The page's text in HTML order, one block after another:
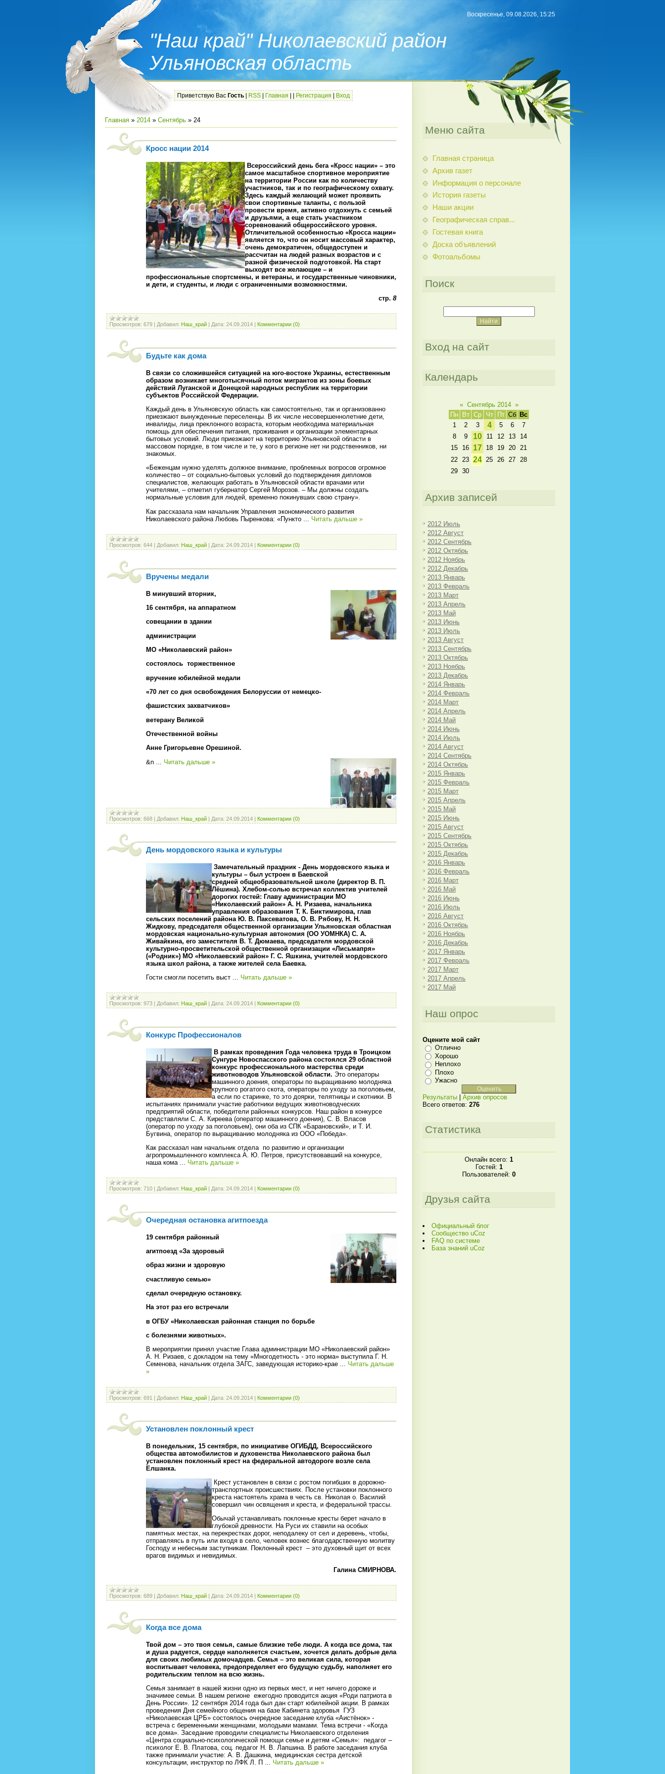
"Наш край" Николаевский район
Ульяновская область
Воскресенье, 09.08.2026, 15:25
Приветствую Вас Гость RSS Главная Регистрация Вход
Главная » 2014 » Сентябрь » 24
Кросс нации 2014
Всероссийский день бега «Кросс нации» – это
самое масштабное спортивное мероприятие
на территории России как по количеству
участников, так и по географическому охвату.
Здесь каждый желающий может проявить
свои спортивные таланты, с пользой
провести время, активно отдохнуть с семьей
и друзьями, а еще стать участником
соревнований общероссийского уровня.
Отличительной особенностью «Кросса нации»
является то, что он носит массовый характер,
очень демократичен, общедоступен и
рассчитан на людей разных возрастов и с
разной физической подготовкой. На старт
выходят все желающие – и
профессиональные спортсмены, и ветераны, и государственные чиновники,
и дети, и студенты, и люди с ограниченными возможностями.
стр. 8
Просмотров: 679 Добавил: Наш_край Дата: 24.09.2014 Комментарии (0)
Будьте как дома
В связи со сложившейся ситуацией на юго-востоке Украины, естественным
образом возникает многотысячный поток мигрантов из зоны боевых
действий Луганской и Донецкой народных республик на территории
субъектов Российской Федерации.
Каждый день в Ульяновскую область как самостоятельно, так и организованно
приезжают вынужденные переселенцы. В их числе несовершеннолетние дети,
инвалиды, лица преклонного возраста, которым необходима материальная
помощь для обеспечения питания, проживания и организации элементарных
бытовых условий. Люди приезжают на территорию Ульяновской области в
массовом порядке, в том числе и те, у кого в регионе нет ни родственников, ни
знакомых.
«Беженцам нужно уделять должное внимание, проблемных вопросов огромное
количество – от социально-бытовых условий до подтверждения дипломов
специалистов, желающих работать в Ульяновской области врачами или
учителями, – отметил губернатор Сергей Морозов. – Мы должны создать
нормальные условия для людей, временно покинувших свою страну».
Как рассказала нам начальник Управления экономического развития
Николаевского района Любовь Пыренкова: «Пункто
Читать дальше »
Просмотров: 644 | Добавил: Наш_край | Дата: 24.09.2014 | Комментарии (0)
Вручены медали
В минувший вторник,
16 сентября, на аппаратном
совещании в здании
администрации
МО «Николаевский район»
состоялось торжественное
вручение юбилейной медали
«70 лет со дня освобождения Белоруссии от немецко-
фашистских захватчиков»
ветерану Великой
Отечественной войны
Анне Григорьевне Орешиной.
&n
Читать дальше »
Просмотров: 668 | Добавил: Наш_край | Дата: 24.09.2014 | Комментарии (0)
День мордовского языка и культуры
Замечательный праздник - День мордовского языка и
культуры – был устроен в Баевской
средней общеобразовательной школе (директор В. П.
Лёшина). Хлебом-солью встречал коллектив учителей
дорогих гостей: Главу администрации МО
«Николаевский район» А. Н. Ризаева, начальника
управления образования Т. К. Биктимирова, глав
сельских поселений района Ю. В. Паксеватова, О. В. Рябову, Н. Н.
Жидкову, председателя общественной организации Ульяновская областная
мордовская национально-культурная автономия (ОО УОМНКА) С. А.
Живайкина, его заместителя В. Т. Дюмаева, председателя мордовской
культурно-просветительской общественной организации «Лисьмапря»
(«Родник») МО «Николаевский район» Г. С. Яшкина, учителей мордовского
языка школ района, а также жителей села Баевка.
Гости смогли посетить выст
Читать дальше »
Просмотров: 973 Добавил: Наш_край Дата: 24.09.2014 Комментарии (0)
Конкурс Профессионалов
В рамках проведения Года человека труда в Троицком
Сунгуре Новоспасского района состоялся 29 областной
конкурс профессионального мастерства среди
животноводов Ульяновской области. Это операторы
машинного доения, операторы по выращиванию молодняка
крупного рогатого скота, операторы по уходу за поголовьем,
а если по старинке, то это доярки, телятницы и скотники. В
испытаниях принимали участие работники ведущих животноводческих
предприятий области, победители районных конкурсов. Наш район в конкурсе
представляли С. А. Киреева (оператор машинного доения), С. В. Власов
(оператор по уходу за поголовьем), они оба из СПК «Барановский», и Т. И.
Бугвина, оператор по выращиванию молодняка из ООО «Победа».
Как рассказал нам начальник отдела по развитию и организации
агропромышленного комплекса А. Ю. Петров, присутствовавший на конкурсе,
наша кома
Читать дальше »
Просмотров: 710 Добавил: Наш_край Дата: 24.09.2014 Комментарии (0)
Очередная остановка агитпоезда
19 сентября районный
агитпоезд «За здоровый
образ жизни и здоровую
счастливую семью»
сделал очередную остановку.
На этот раз его встречали
в ОГ­БУ «Ни­кола­евс­кая район­ная стан­ция по борь­бе
с бо­лез­ня­ми жи­вот­ных».
В ме­роп­ри­ятии при­нял учас­тие Гла­ва ад­ми­нист­ра­ции МО «Ни­кола­евс­кий район»
А. Н. Ри­за­ев, с док­ла­дом на те­му «Мно­годет­ность - это нор­ма» выс­ту­пила Г. Н.
Семенова, на­чаль­ник отдела ЗАГС, за­веду­ющая ис­то­рико-кра­е ... Читать дальше
»
Просмотров: 691 | Добавил: Наш_край | Дата: 24.09.2014 | Комментарии (0)
Установлен поклонный крест
В понедельник, 15 сентября, по инициативе ОГИБДД, Всероссийского
общества автомобилистов и духовенства Николаевского района был
установлен поклонный крест на федеральной автодороге возле села
Елшанка.
Крест установлен в связи с ростом погибших в дорожно-
транспортных происшествиях. После установки поклонного
креста настоятель храма в честь св. Николая о. Василий
совершил чин освящения и креста, и федеральной трассы.
Обычай устанавливать поклонные кресты берет начало в
глубокой древности. На Руси их ставили на особых
памятных местах, на перекрестках дорог, неподалеку от сел и деревень, чтобы,
отправляясь в путь или входя в село, человек вознес благодарственную молитву
Господу и небесным заступникам. Поклонный крест – это духовный щит от всех
врагов видимых и невидимых.
Галина СМИРНОВА.
Просмотров: 689 | Добавил: Наш_край | Дата: 24.09.2014 | Комментарии (0)
Когда все дома
Твой дом – это твоя семья, самые близкие тебе люди. А когда все дома, так
и душа радуется, сердце наполняется счастьем, хочется делать добрые дела
для своих любимых домочадцев. Семья – это великая сила, которая
воспитывает человека, предопределяет его будущую судьбу, наполняет его
родительским теплом на всю жизнь.
Семья занимает в нашей жизни одно из первых мест, и нет ничего дороже и
значимее семьи. В нашем регионе ежегодно проводится акция «Роди патриота в
День России». 12 сентября 2014 года был дан старт юбилейной акции. В рамках
проведения Дня семейного общения на базе Кабинета здоровья ГУЗ
«Николаевская ЦРБ» состоялось очередное заседание клуба «Аистёнок» -
встреча с беременными женщинами, молодыми мамами. Тема встречи - «Когда
все дома». Заседание проводили специалисты Николаевского отделения
«Центра социально-психологической помощи семье и детям «Семья»: педагог –
психолог Е. В. Платова, соц. педагог Н. В. Лапшина. В работе заседания клуба
также принимали участие: А. В. Дашкина, медицинская сестра детской
консультации, инструктор по ЛФК Л. П
Читать дальше »
Меню сайта
Главная страница
Архив газет
Информация о персонале
История газеты
Наши акции
Географическая справ...
Гостевая книга
Доска объявлений
Фотоальбомы
Поиск
Вход на сайт
Календарь
« Сентябрь 2014 »
Пн
Вт Ср Чт Пт Сб Вс
1
2 3 4 5 6
7
8
9 10 11 12 13
14
15
16 17 18 19 20
21
22
23 24 25 26 27
28
29 30
Архив записей
2012 Июль
2012 Август
2012 Сентябрь
2012 Октябрь
2012 Ноябрь
2012 Декабрь
2013 Январь
2013 Февраль
2013 Март
2013 Апрель
2013 Май
2013 Июнь
2013 Июль
2013 Август
2013 Сентябрь
2013 Октябрь
2013 Ноябрь
2013 Декабрь
2014 Январь
2014 Февраль
2014 Март
2014 Апрель
2014 Май
2014 Июнь
2014 Июль
2014 Август
2014 Сентябрь
2014 Октябрь
2015 Январь
2015 Февраль
2015 Март
2015 Апрель
2015 Май
2015 Июнь
2015 Август
2015 Сентябрь
2015 Октябрь
2015 Декабрь
2016 Январь
2016 Февраль
2016 Март
2016 Май
2016 Июнь
2016 Июль
2016 Август
2016 Октябрь
2016 Ноябрь
2016 Декабрь
2017 Январь
2017 Февраль
2017 Март
2017 Апрель
2017 Май
Наш опрос
Оцените мой сайт
Отлично
Хорошо
Неплохо
Плохо
Ужасно
Результаты
Архив опросов
Всего ответов: 276
Статистика
Онлайн всего: 1
Гостей: 1
Пользователей: 0
Друзья сайта
Официальный блог
Сообщество uCoz
FAQ по системе
База знаний uCoz